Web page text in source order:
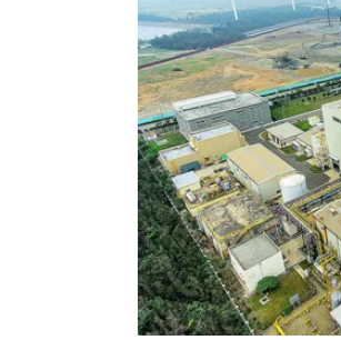
透過工法挖出深潭，或做
域，避免河川高